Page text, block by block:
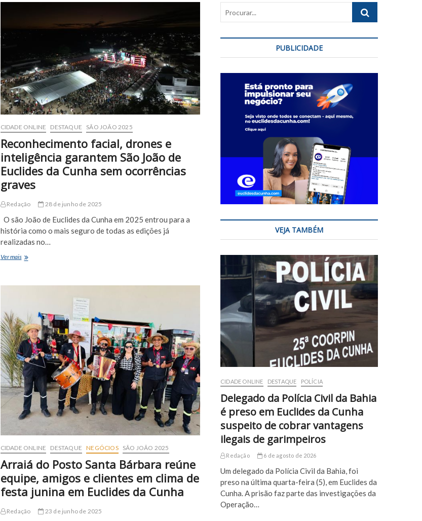
CIDADE ONLINE DESTAQUE SÃO JOÃO 2025
Reconhecimento facial, drones e
inteligência garantem São João de
Euclides da Cunha sem ocorrências
graves
Redação 28 de junho de 2025
O são João de Euclides da Cunha em 2025 entrou para a
história como o mais seguro de todas as edições já
realizadas no…
Ver maisReconhecimento
João
de
Euclides
da
Cunha
sem
ocorrências
graves
CIDADE ONLINE DESTAQUE NEGÓCIOS SÃO JOÃO 2025
Arraiá do Posto Santa Bárbara reúne
equipe, amigos e clientes em clima de
festa junina em Euclides da Cunha
Redação 23 de junho de 2025
Procurar...
PUBLICIDADE
VEJA TAMBÉM
CIDADE ONLINE DESTAQUE POLÍCIA
Delegado da Polícia Civil da Bahia
é preso em Euclides da Cunha
suspeito de cobrar vantagens
ilegais de garimpeiros
Redação 6 de agosto de 2026
Um delegado da Polícia Civil da Bahia, foi
preso na última quarta-feira (5), em Euclides da
Cunha. A prisão faz parte das investigações da
Operação…